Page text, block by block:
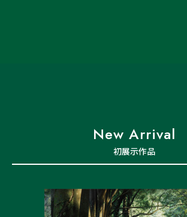
New Arrival
初展示作品